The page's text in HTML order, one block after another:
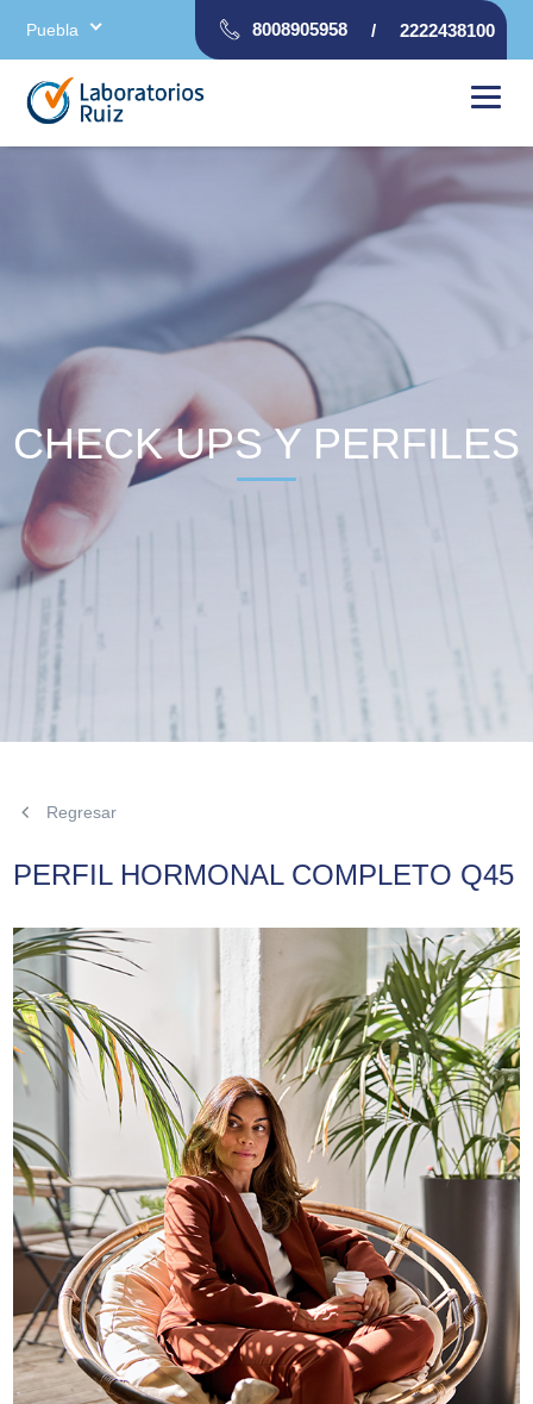
Puebla 8008905958 / 2222438100
CHECK UPS Y PERFILES
Regresar
PERFIL HORMONAL COMPLETO Q45